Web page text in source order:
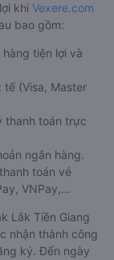
khi Vexere.com
bao gồm:
tiện lợi và
(Visa, Master
thanh toán trực
ngân hàng.
toán vé
VNPay,…
Lắk Tiền Giang
nhận thành công
ký. Đến ngày